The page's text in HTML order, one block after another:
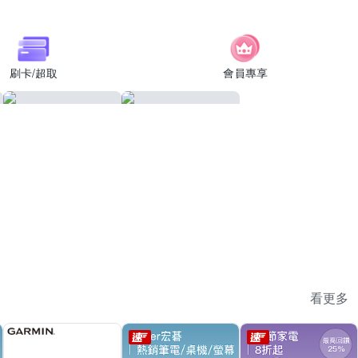
刷卡/超取 會員專享
看更多